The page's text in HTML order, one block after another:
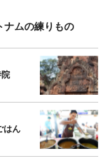
ナムの練りもの
はん